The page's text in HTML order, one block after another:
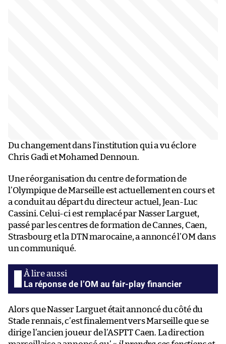
Du changement dans l’institution qui a vu éclore
Chris Gadi et Mohamed Dennoun.
Une réorganisation du centre de formation de
l’Olympique de Marseille est actuellement en cours et
a conduit au départ du directeur actuel, Jean-Luc
Cassini. Celui-ci est remplacé par Nasser Larguet,
passé par les centres de formation de Cannes, Caen,
Strasbourg et la DTN marocaine, a annoncé l’OM dans
un communiqué.
La réponse de l’OM au fair-play financier
Alors que Nasser Larguet était annoncé du côté du
Stade rennais, c’est finalement vers Marseille que se
dirige l’ancien joueur de l’ASPTT Caen. La direction